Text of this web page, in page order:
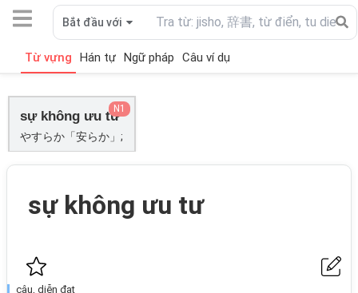
Bắt đầu với
Từ vựng Hán tự Ngữ pháp Câu ví dụ
sự không ưu tư
やすらか「安らか」;
N1
sự không ưu tư
câu, diễn đạt